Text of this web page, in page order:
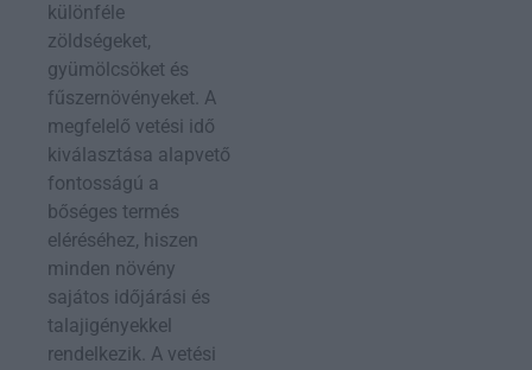
különféle
zöldségeket,
gyümölcsöket és
fűszernövényeket. A
megfelelő vetési idő
kiválasztása alapvető
fontosságú a
bőséges termés
eléréséhez, hiszen
minden növény
sajátos időjárási és
talajigényekkel
rendelkezik. A vetési